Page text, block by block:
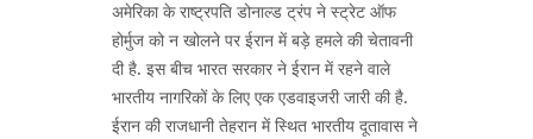
अमेरिका के राष्ट्रपति डोनाल्ड ट्रंप ने स्ट्रेट ऑफ
होर्मुज को न खोलने पर ईरान में बड़े हमले की चेतावनी
दी है. इस बीच भारत सरकार ने ईरान में रहने वाले
भारतीय नागरिकों के लिए एक एडवाइजरी जारी की है.
ईरान की राजधानी तेहरान में स्थित भारतीय दूतावास ने